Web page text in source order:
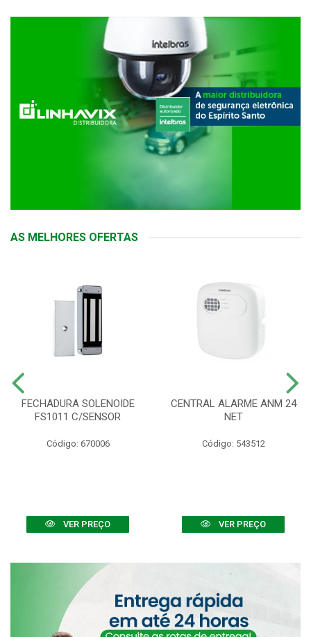
AS MELHORES OFERTAS
FECHADURA SOLENOIDE
FS1011 C/SENSOR
Código: 670006
VER PREÇO
CENTRAL ALARME ANM 24
NET
Código: 543512
VER PREÇO